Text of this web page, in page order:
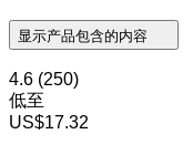
显示产品包含的内容
4.6 (250)
低至
US$17.32